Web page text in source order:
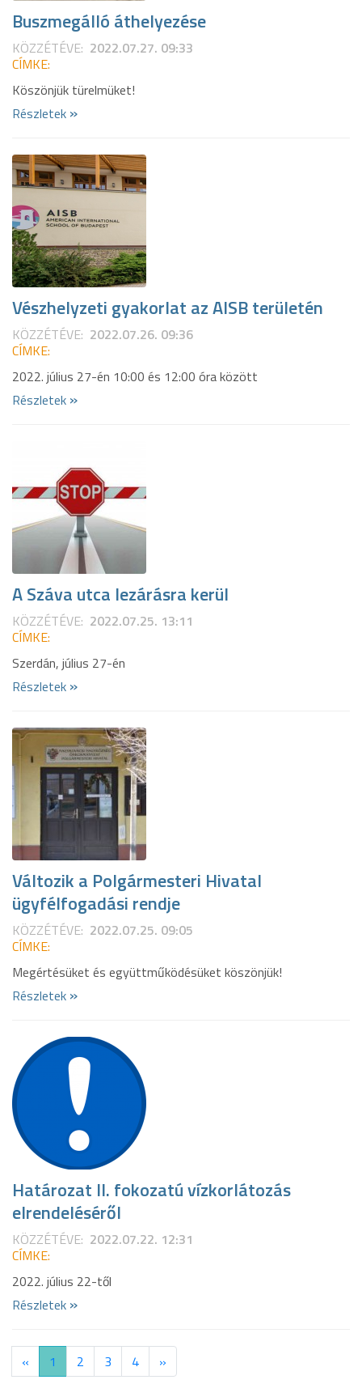
Buszmegálló áthelyezése
KÖZZÉTÉVE: 2022.07.27. 09:33
CÍMKE:
Köszönjük türelmüket!
Részletek »
Vészhelyzeti gyakorlat az AISB területén
KÖZZÉTÉVE: 2022.07.26. 09:36
CÍMKE:
2022. július 27-én 10:00 és 12:00 óra között
Részletek »
A Száva utca lezárásra kerül
KÖZZÉTÉVE: 2022.07.25. 13:11
CÍMKE:
Szerdán, július 27-én
Részletek »
Változik a Polgármesteri Hivatal
ügyfélfogadási rendje
KÖZZÉTÉVE: 2022.07.25. 09:05
CÍMKE:
Megértésüket és együttműködésüket köszönjük!
Részletek »
Határozat II. fokozatú vízkorlátozás
elrendeléséről
KÖZZÉTÉVE: 2022.07.22. 12:31
CÍMKE:
2022. július 22-től
Részletek »
« 1 2 3 4 »